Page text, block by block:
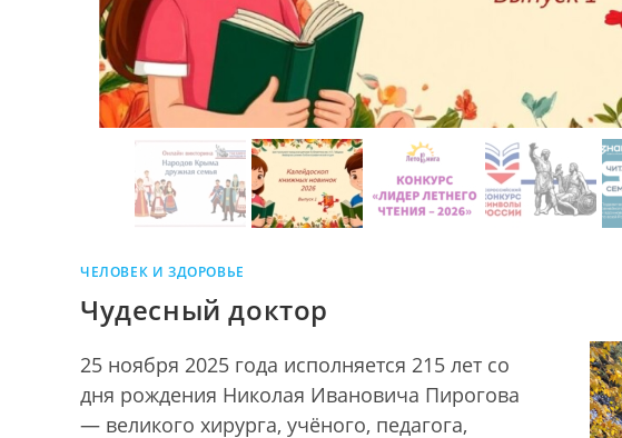
ЧЕЛОВЕК И ЗДОРОВЬЕ
Чудесный доктор
25 ноября 2025 года исполняется 215 лет со
дня рождения Николая Ивановича Пирогова
— великого хирурга, учёного, педагога,